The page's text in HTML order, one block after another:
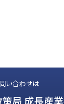
い合わせは
局 成長産